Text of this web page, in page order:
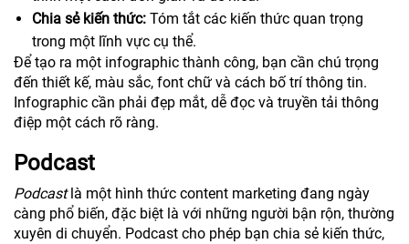
Chia sẻ kiến thức: Tóm tắt các kiến thức quan trọng
trong một lĩnh vực cụ thể.
Để tạo ra một infographic thành công, bạn cần chú trọng
đến thiết kế, màu sắc, font chữ và cách bố trí thông tin.
Infographic cần phải đẹp mắt, dễ đọc và truyền tải thông
điệp một cách rõ ràng.
Podcast
Podcastlà một hình thức content marketing đang ngày
càng phổ biến, đặc biệt là với những người bận rộn, thường
xuyên di chuyển. Podcast cho phép bạn chia sẻ kiến thức,